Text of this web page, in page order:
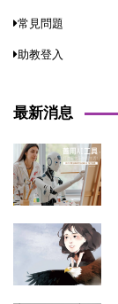
常見問題
助教登入
最新消息